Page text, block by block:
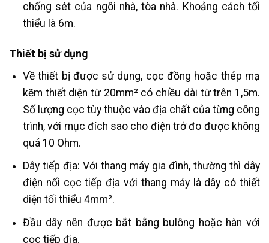
chống sét của ngôi nhà, tòa nhà. Khoảng cách tối
thiểu là 6m.
Thiết bị sử dụng
Về thiết bị được sử dụng, cọc đồng hoặc thép mạ
kẽm thiết diện từ 20mm² có chiều dài từ trên 1,5m.
Số lượng cọc tùy thuộc vào địa chất của từng công
trình, với mục đích sao cho điện trở đo được không
quá 10 Ohm.
Dây tiếp địa: Với thang máy gia đình, thường thì dây
điện nối cọc tiếp địa với thang máy là dây có thiết
diện tối thiểu 4mm².
Đầu dây nên được bắt bằng bulông hoặc hàn với
cọc tiếp địa.